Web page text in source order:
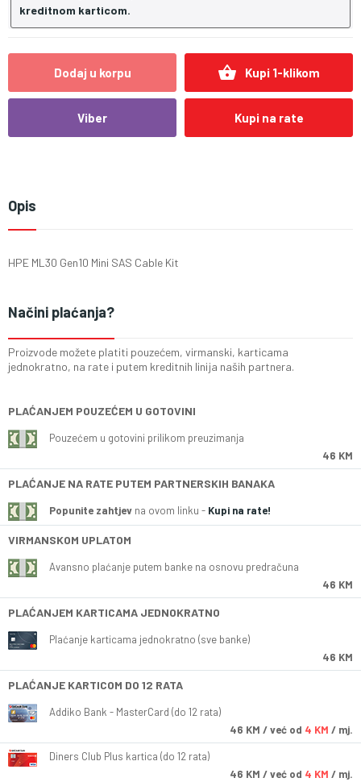
kreditnom karticom.
Dodaj u korpu shopping_basket Kupi 1-klikom
Viber Kupi na rate
Opis
HPE ML30 Gen10 Mini SAS Cable Kit
Načini plaćanja?
Proizvode možete platiti pouzećem, virmanski, karticama
jednokratno, na rate i putem kreditnih linija naših partnera.
PLAĆANJEM POUZEĆEM U GOTOVINI
Pouzećem u gotovini prilikom preuzimanja
46 KM
PLAĆANJE NA RATE PUTEM PARTNERSKIH BANAKA
Popunite zahtjev na ovom linku - Kupi na rate!
VIRMANSKOM UPLATOM
Avansno plaćanje putem banke na osnovu predračuna
46 KM
PLAĆANJEM KARTICAMA JEDNOKRATNO
Plaćanje karticama jednokratno (sve banke)
46 KM
PLAĆANJE KARTICOM DO 12 RATA
Addiko Bank - MasterCard (do 12 rata)
46 KM / već od 4 KM / mj.
Diners Club Plus kartica (do 12 rata)
46 KM / već od 4 KM / mj.